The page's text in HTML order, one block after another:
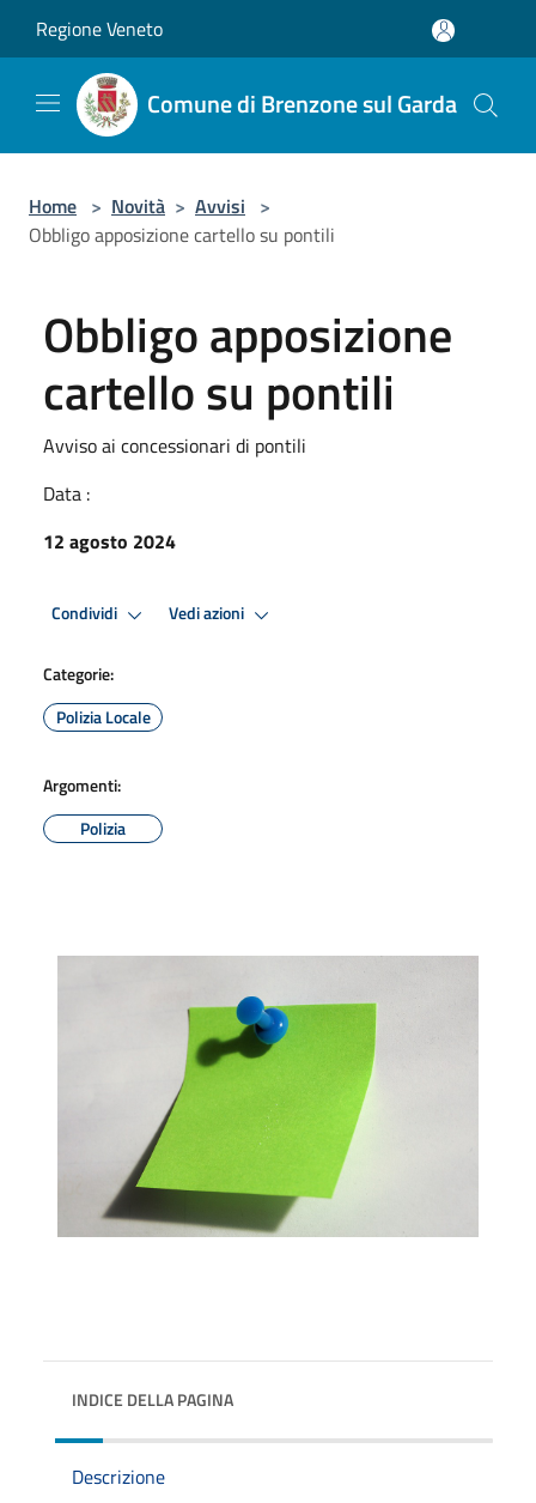
Regione Veneto
Comune di Brenzone sul Garda
Home > Novità > Avvisi >
Obbligo apposizione cartello su pontili
Obbligo apposizione
cartello su pontili
Avviso ai concessionari di pontili
Data :
12 agosto 2024
Condividi Vedi azioni
Categorie:
Polizia Locale
Argomenti:
Polizia
INDICE DELLA PAGINA
Descrizione